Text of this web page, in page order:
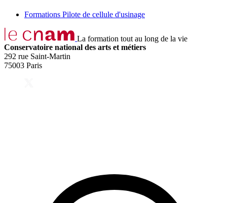
Formations Pilote de cellule d'usinage
La formation tout au long de la vie
Conservatoire national des arts et métiers
292 rue Saint-Martin
75003 Paris